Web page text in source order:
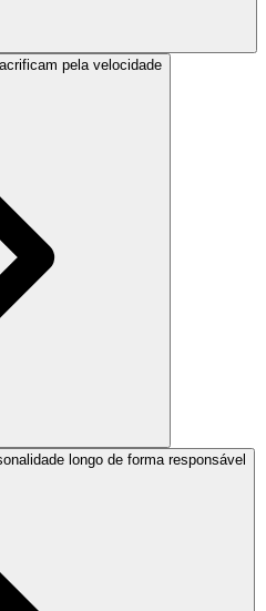
pela velocidade
longo de forma responsável